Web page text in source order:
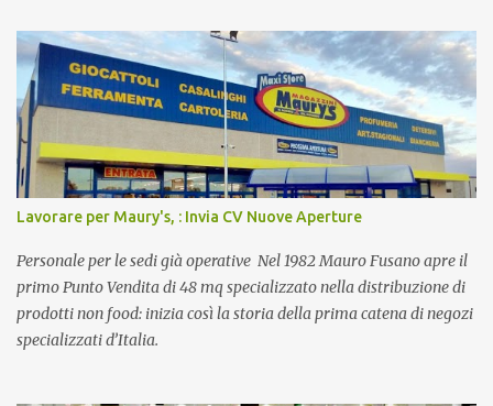
Lavorare per Maury's, : Invia CV Nuove Aperture
Personale per le sedi già operative Nel 1982 Mauro Fusano apre il
primo Punto Vendita di 48 mq specializzato nella distribuzione di
prodotti non food: inizia così la storia della prima catena di negozi
specializzati d’Italia.